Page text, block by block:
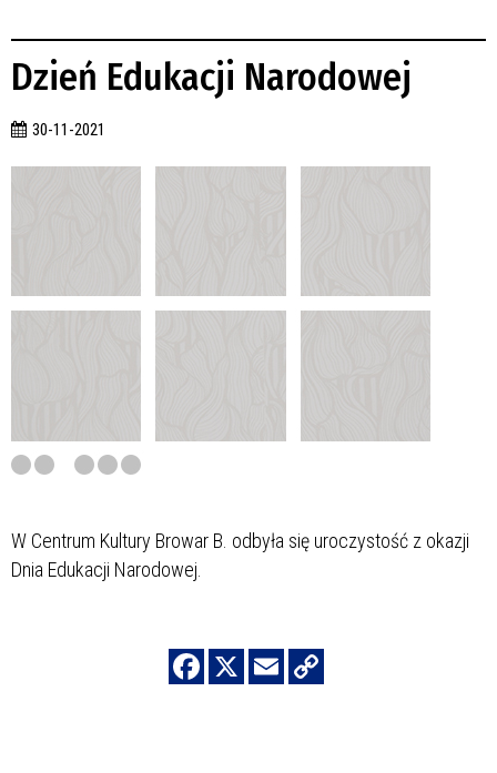
Dzień Edukacji Narodowej
30-11-2021
W Centrum Kultury Browar B. odbyła się uroczystość z okazji
Dnia Edukacji Narodowej.